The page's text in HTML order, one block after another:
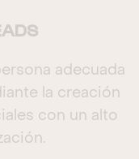
adecuada
la creación
con un alto